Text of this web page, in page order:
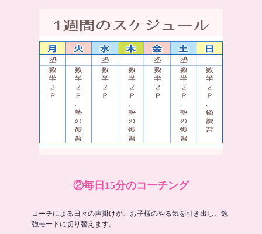
②毎日15分のコーチング
コーチによる日々の声掛けが、お子様のやる気を引き出し、勉
強モードに切り替えます。